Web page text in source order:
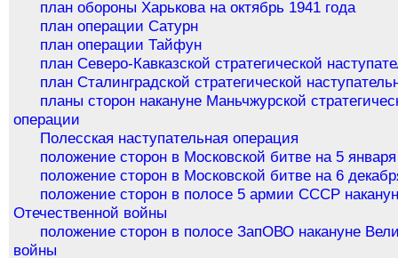
план обороны Харькова на октябрь 1941 года
план операции Сатурн
план операции Тайфун
план Северо-Кавказской стратегической
план Сталинградской стратегической
планы сторон накануне Маньчжурской
операции
Полесская наступательная операция
положение сторон в Московской битве на 5
положение сторон в Московской битве на 6
положение сторон в полосе 5 армии СССР
Отечественной войны
положение сторон в полосе ЗапОВО накануне
войны